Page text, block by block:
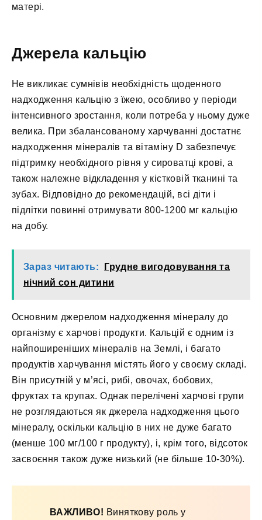
матері.
Джерела кальцію
Не викликає сумнівів необхідність щоденного
надходження кальцію з їжею, особливо у періоди
інтенсивного зростання, коли потреба у ньому дуже
велика. При збалансованому харчуванні достатнє
надходження мінералів та вітаміну D забезпечує
підтримку необхідного рівня у сироватці крові, а
також належне відкладення у кістковій тканині та
зубах. Відповідно до рекомендацій, всі діти і
підлітки повинні отримувати 800-1200 мг кальцію
на добу.
Зараз читають:
Грудне вигодовування та
нічний сон дитини
Основним джерелом надходження мінералу до
організму є харчові продукти. Кальцій є одним із
найпоширеніших мінералів на Землі, і багато
продуктів харчування містять його у своєму складі.
Він присутній у м’ясі, рибі, овочах, бобових,
фруктах та крупах. Однак перелічені харчові групи
не розглядаються як джерела надходження цього
мінералу, оскільки кальцію в них не дуже багато
(менше 100 мг/100 г продукту), і, крім того, відсоток
засвоєння також дуже низький (не більше 10-30%).
ВАЖЛИВО! Виняткову роль у